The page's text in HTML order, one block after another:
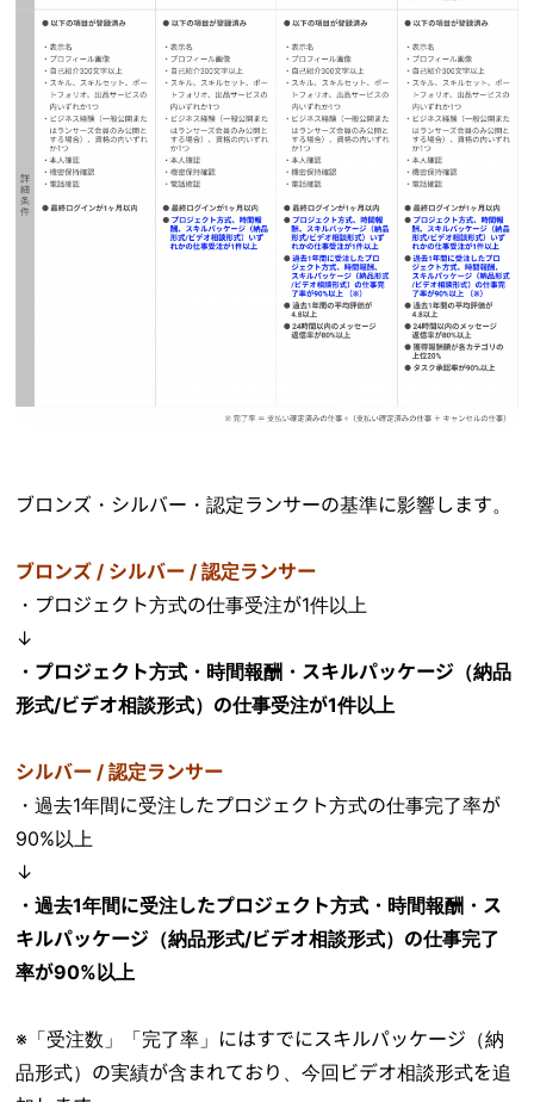
ブロンズ・シルバー・認定ランサーの基準に影響します。
ブロンズ / シルバー / 認定ランサー
・プロジェクト方式の仕事受注が1件以上
↓
・プロジェクト方式・時間報酬・スキルパッケージ（納品
形式/ビデオ相談形式）の仕事受注が1件以上
シルバー / 認定ランサー
・過去1年間に受注したプロジェクト方式の仕事完了率が
90%以上
↓
・過去1年間に受注したプロジェクト方式・時間報酬・ス
キルパッケージ（納品形式/ビデオ相談形式）の仕事完了
率が90%以上
※「受注数」「完了率」にはすでにスキルパッケージ（納
品形式）の実績が含まれており、今回ビデオ相談形式を追